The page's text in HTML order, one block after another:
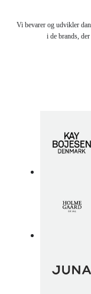
Vi bevarer og udvikler
i de brands,